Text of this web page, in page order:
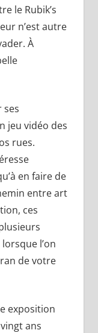
le Rubik’s
n’est autre
À
jeu vidéo des
rues.
en faire de
entre art
ces
l’on
de votre
exposition
ans